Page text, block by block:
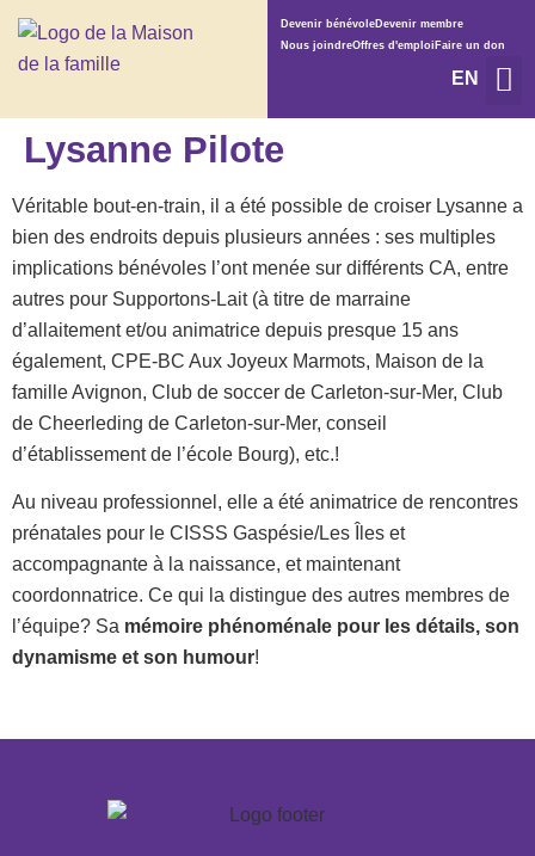
Devenir bénévole Devenir membre
Nous joindreOffres d'emploi Faire un don
EN
Lysanne Pilote
Véritable bout-en-train, il a été possible de croiser Lysanne a
bien des endroits depuis plusieurs années : ses multiples
implications bénévoles l’ont menée sur différents CA, entre
autres pour Supportons-Lait (à titre de marraine
d’allaitement et/ou animatrice depuis presque 15 ans
également, CPE-BC Aux Joyeux Marmots, Maison de la
famille Avignon, Club de soccer de Carleton-sur-Mer, Club
de Cheerleding de Carleton-sur-Mer, conseil
d’établissement de l’école Bourg), etc.!
Au niveau professionnel, elle a été animatrice de rencontres
prénatales pour le CISSS Gaspésie/Les Îles et
accompagnante à la naissance, et maintenant
coordonnatrice. Ce qui la distingue des autres membres de
l’équipe? Sa mémoire phénoménale pour les détails, son
dynamisme et son humour!